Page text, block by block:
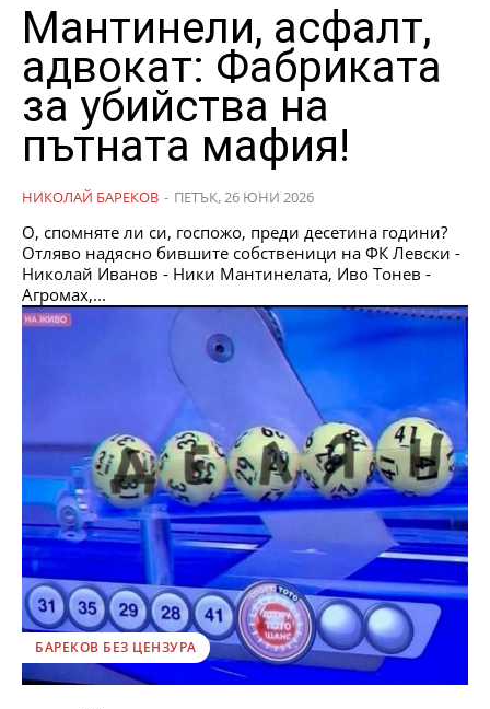
Мантинели, асфалт,
адвокат: Фабриката
за убийства на
пътната мафия!
НИКОЛАЙ БАРЕКОВ - ПЕТЪК, 26 ЮНИ 2026
О, спомняте ли си, госпожо, преди десетина години?
Отляво надясно бившите собственици на ФК Левски -
Николай Иванов - Ники Мантинелата, Иво Тонев -
Агромах,...
БАРЕКОВ БЕЗ ЦЕНЗУРА